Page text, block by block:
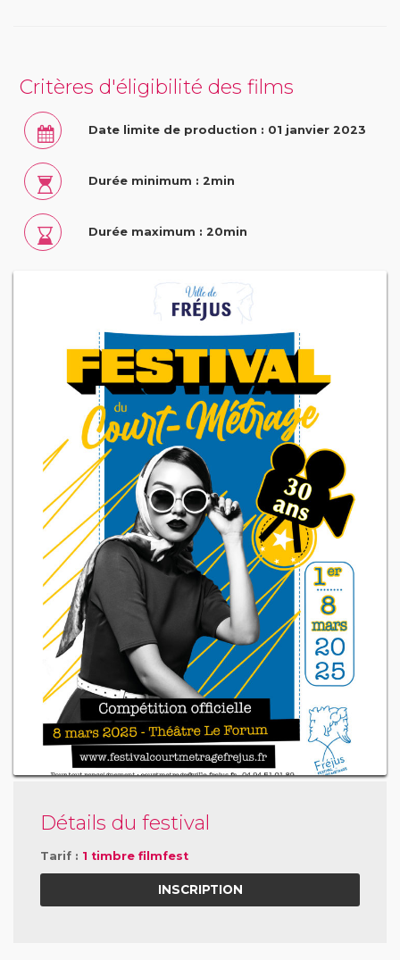
Détails du festival
Tarif : 1 timbre filmfest
INSCRIPTION
Critères d'éligibilité des films
Date limite de production : 01 janvier 2023
Durée minimum : 2min
Durée maximum : 20min